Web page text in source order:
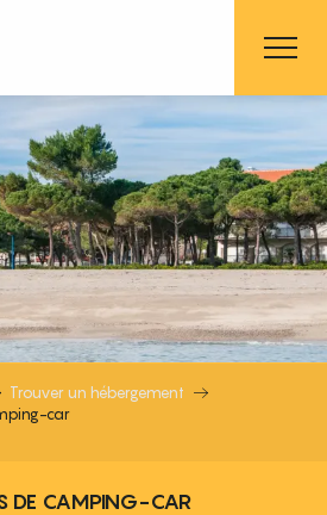
Trouver un hébergement
car
DE CAMPING-CAR
AIRES DE